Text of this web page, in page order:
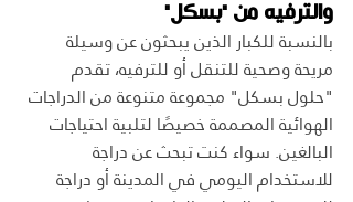
والترفيه من "بسكل"
بالنسبة للكبار الذين يبحثون عن وسيلة
مريحة وصحية للتنقل أو للترفيه، تقدم
"حلول بسكل" مجموعة متنوعة من الدراجات
الهوائية المصممة خصيصًا لتلبية احتياجات
البالغين. سواء كنت تبحث عن دراجة
للاستخدام اليومي في المدينة أو دراجة